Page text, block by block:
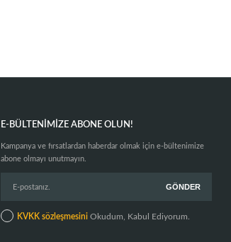
E-BÜLTENIMIZE ABONE OLUN!
Kampanya ve fırsatlardan haberdar olmak için e-bültenimize
abone olmayı unutmayın.
KVKK sözleşmesini Okudum, Kabul Ediyorum.